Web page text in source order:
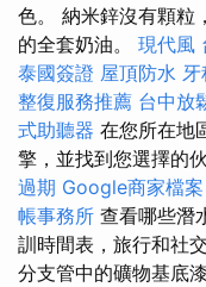
色。 納米鋅沒有顆粒
的全套奶油。 現代風
泰國簽證 屋頂防水
整復服務推薦 台中放
式助聽器 在您所在地
擎，並找到您選擇的
過期 Google商家檔案
帳事務所 查看哪些潛
訓時間表，旅行和社
分支管中的礦物基底